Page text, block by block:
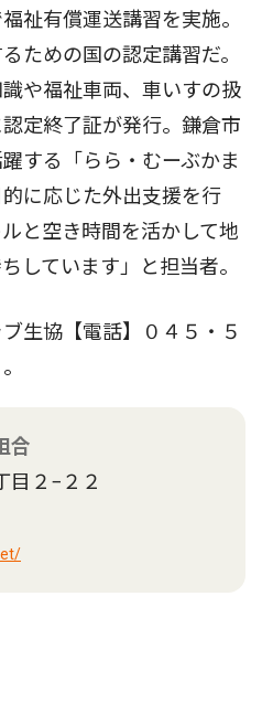
祉有償運送講習を実施。
ための国の認定講習だ。
や福祉車両、車いすの扱
定終了証が発行。鎌倉市
する「らら・むーぶかま
に応じた外出支援を行
と空き時間を活かして地
しています」と担当者。
生協【電話】０４５・５
合
目２−２２